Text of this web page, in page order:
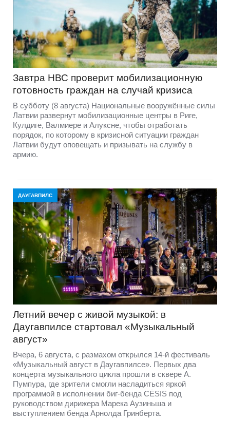
Завтра НВС проверит мобилизационную
готовность граждан на случай кризиса
В субботу (8 августа) Национальные вооружённые силы
Латвии развернут мобилизационные центры в Риге,
Кулдиге, Валмиере и Алуксне, чтобы отработать
порядок, по которому в кризисной ситуации граждан
Латвии будут оповещать и призывать на службу в
армию.
ДАУГАВПИЛС
Летний вечер с живой музыкой: в
Даугавпилсе стартовал «Музыкальный
август»
Вчера, 6 августа, с размахом открылся 14-й фестиваль
«Музыкальный август в Даугавпилсе». Первых два
концерта музыкального цикла прошли в сквере А.
Пумпура, где зрители смогли насладиться яркой
программой в исполнении биг-бенда CĒSIS под
руководством дирижера Марека Аузиньша и
выступлением бенда Арнолда Гринберта.